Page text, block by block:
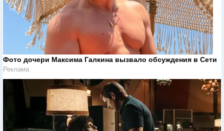
Фото дочери Максима Галкина вызвало обсуждения в Сети
Реклама